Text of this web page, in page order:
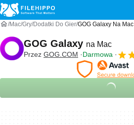
Mac Gry Dodatki Do Gier GOG Galaxy Na Mac
GOG Galaxy na Mac
Przez GOG.COM Darmowa